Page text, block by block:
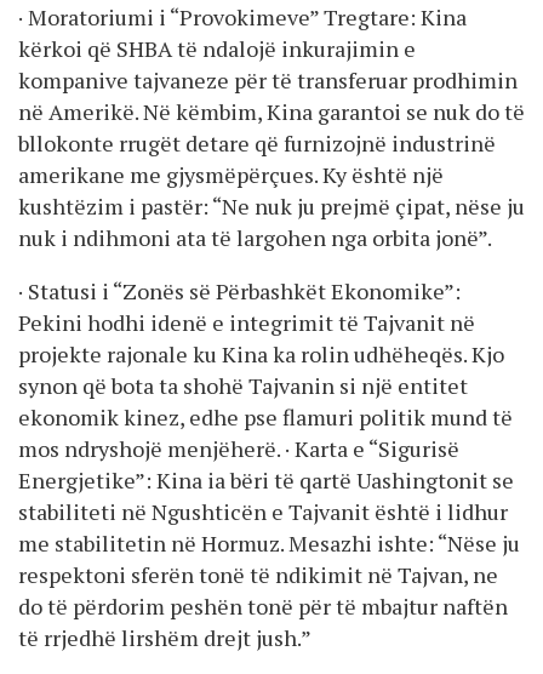
· Moratoriumi i “Provokimeve” Tregtare: Kina
kërkoi që SHBA të ndalojë inkurajimin e
kompanive tajvaneze për të transferuar prodhimin
në Amerikë. Në këmbim, Kina garantoi se nuk do të
bllokonte rrugët detare që furnizojnë industrinë
amerikane me gjysmëpërçues. Ky është një
kushtëzim i pastër: “Ne nuk ju prejmë çipat, nëse ju
nuk i ndihmoni ata të largohen nga orbita jonë”.
· Statusi i “Zonës së Përbashkët Ekonomike”:
Pekini hodhi idenë e integrimit të Tajvanit në
projekte rajonale ku Kina ka rolin udhëheqës. Kjo
synon që bota ta shohë Tajvanin si një entitet
ekonomik kinez, edhe pse flamuri politik mund të
mos ndryshojë menjëherë. · Karta e “Sigurisë
Energjetike”: Kina ia bëri të qartë Uashingtonit se
stabiliteti në Ngushticën e Tajvanit është i lidhur
me stabilitetin në Hormuz. Mesazhi ishte: “Nëse ju
respektoni sferën tonë të ndikimit në Tajvan, ne
do të përdorim peshën tonë për të mbajtur naftën
të rrjedhë lirshëm drejt jush.”